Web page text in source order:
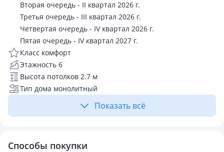
Вторая очередь - II квартал 2026 г.
Третья очередь - III квартал 2026 г.
Четвертая очередь - IV квартал 2026 г.
Пятая очередь - IV квартал 2027 г.
Класс комфорт
Этажность 6
Высота потолков 2.7 м
Тип дома монолитный
Показать всё
Способы покупки